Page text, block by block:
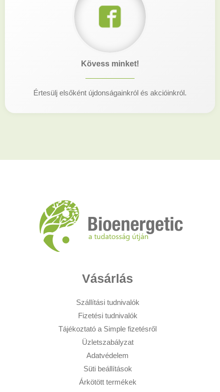
Kövess minket!
Értesülj elsőként újdonságainkról és akcióinkról.
Vásárlás
Szállítási tudnivalók
Fizetési tudnivalók
Tájékoztató a Simple fizetésről
Üzletszabályzat
Adatvédelem
Süti beállítások
Árkötött termékek